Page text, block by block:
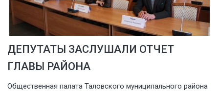
ДЕПУТАТЫ ЗАСЛУШАЛИ ОТЧЕТ
ГЛАВЫ РАЙОНА
Общественная палата Таловского муниципального района